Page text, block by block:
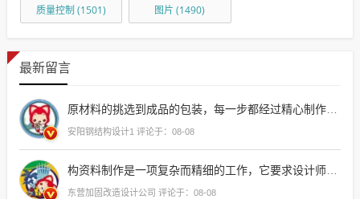
质量控制 (1501) 图片 (1490)
最新留言
原材料的挑选到成品的包装，每一步都经过精心制作，确保每一件产品都能达到
安阳钢结构设计1 评论于：08-08
构资料制作是一项复杂而精细的工作，它要求设计师和工程师具备扎实的理论知识和丰富的实践经验，通过观看相关视频，可以更直观地了解钢结构的设计理念、施工流程以及材料选择等方面的知识，有助于提高
东营加固改造设计公司 评论于：08-08